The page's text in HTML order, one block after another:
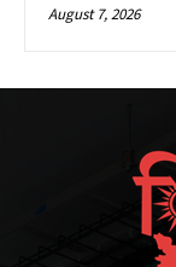
August 7, 2026